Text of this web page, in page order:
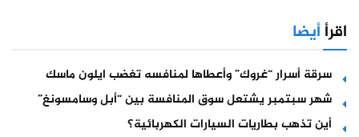
اقرأأيضا
سرقة أسرار “غروك” وأعطاها لمنافسه تغضب ايلون ماسك
شهر سبتمبر يشتعل سوق المنافسة بين “أبل وسامسونغ”
أين تذهب بطاريات السيارات الكهربائية؟